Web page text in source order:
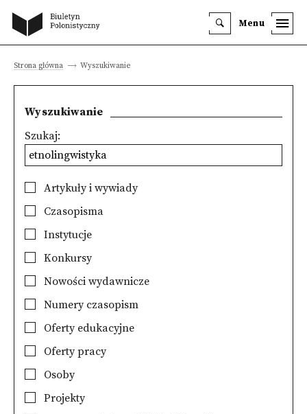
Menu
Strona główna Wyszukiwanie
Wyszukiwanie
Szukaj:
Artykuły i wywiady
Czasopisma
Instytucje
Konkursy
Nowości wydawnicze
Numery czasopism
Oferty edukacyjne
Oferty pracy
Osoby
Projekty